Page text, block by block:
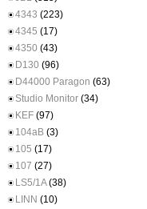
4343 (223)
4345 (17)
4350 (43)
D130 (96)
D44000 Paragon (63)
Studio Monitor (34)
KEF (97)
104aB (3)
105 (17)
107 (27)
LS5/1A(38)
LINN (10)